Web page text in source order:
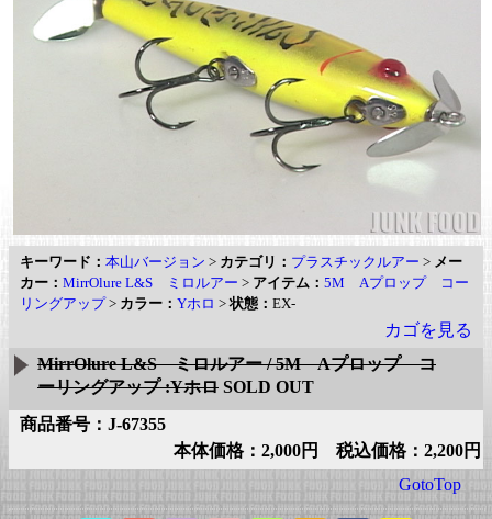
キーワード： 本山バージョン > カテゴリ： プラスチックルアー > メー
カー： MirrOlure L&S ミロルアー > アイテム： 5M Aプロップ コー
リングアップ> カラー： Yホロ >状態： EX-
カゴを見る
MirrOlure L&S ミロルアー / 5M Aプロップ コ
ーリングアップ :Yホロ SOLD OUT
商品番号：J-67355
本体価格：2,000円 税込価格：2,200円
GotoTop